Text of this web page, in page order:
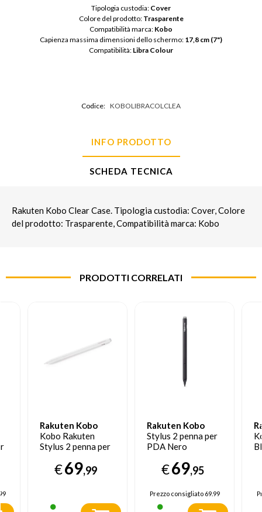
Tipologia custodia: Cover
Colore del prodotto: Trasparente
Compatibilità marca: Kobo
Capienza massima dimensioni dello schermo: 17,8 cm (7")
Compatibilità: Libra Colour
Codice: KOBOLIBRACOLCLEA
INFO PRODOTTO
SCHEDA TECNICA
Rakuten Kobo Clear Case. Tipologia custodia: Cover, Colore
del prodotto: Trasparente, Compatibilità marca: Kobo
PRODOTTI CORRELATI
Rakuten Kobo
Kobo Rakuten
Stylus 2 penna per
€69,99
Rakuten Kobo
Stylus 2 penna per
PDA Nero
€69,95
Prezzo consigliato69.99